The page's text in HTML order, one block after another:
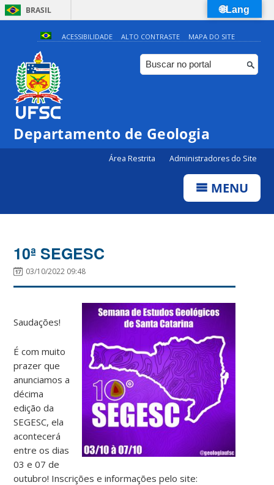
BRASIL
Simplifique!
Comunica BR
Participe
Canais
ACESSIBILIDADE ALTO CONTRASTE MAPA DO SITE
Departamento de Geologia
Área Restrita Administradores do Site
MENU
10ª SEGESC
03/10/2022 09:48
Saudações!
É com muito
prazer que
anunciamos a
décima
edição da
SEGESC, ela
acontecerá
entre os dias
03 e 07 de
outubro! Inscrições e informações pelo site:
🌐Lang